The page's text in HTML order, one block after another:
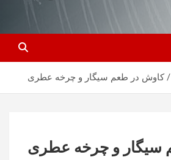
کاوش در طعم سیگار و چرخه عطری
سیگار و چرخه عطری